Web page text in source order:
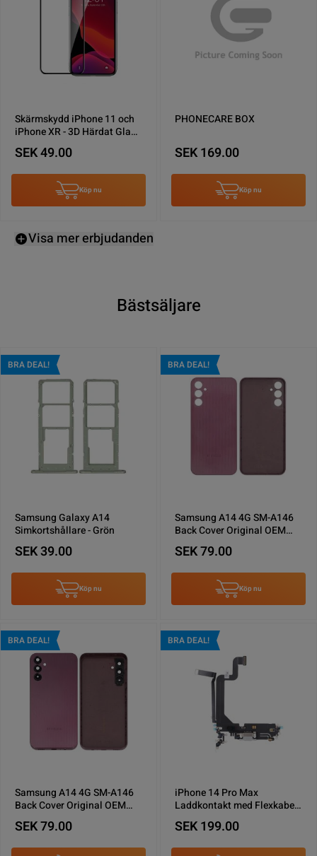
Skärmskydd iPhone 11 och
iPhone XR - 3D Härdat Glas
miljö
SEK 49.00
Köp nu
PHONECARE BOX
SEK 169.00
Köp nu
Visa mer erbjudanden
Bästsäljare
BRA DEAL!
Samsung Galaxy A14
Simkortshållare - Grön
SEK 39.00
Köp nu
BRA DEAL!
Samsung A14 4G SM-A146
Back Cover Original OEM
Deep Purple
SEK 79.00
Köp nu
BRA DEAL!
Samsung A14 4G SM-A146
Back Cover Original OEM
Light Purple
SEK 79.00
BRA DEAL!
iPhone 14 Pro Max
Laddkontakt med Flexkabel
Original - Vit
SEK 199.00